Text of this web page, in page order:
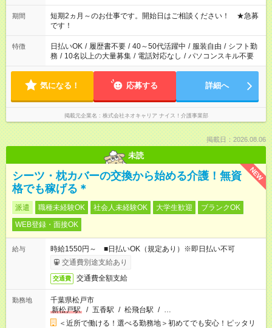
庭の都合でお休みが必要な場合も遠慮なくご相談ください。 ※
週最低15時間以上の勤務が必要です
期間
短期2ヵ月～のお仕事です。開始日はご相談ください！ ★急募
です！
特徴 日払いOK / 履歴書不要 / 40～50代活躍中 / 服装自由 / シフト勤
務 / 10名以上の大量募集 / 電話対応なし / パソコンスキル不要
気になる！ 応募する 詳細へ
掲載元企業名 株式会社ネオキャリア ナイス！介護事業部
掲載日：2026.08.06
未読
NEW
シーツ・枕カバーの交換から始める介護！無資
格でも稼げる＊
派遣 職種未経験OK 社会人未経験OK 大学生歓迎
ブランクOK
WEB登録・面接OK
給与
時給1550円～ ■日払いOK（規定あり）※即日払い不可
交通費別途支給あり
交通費 交通費全額支給
勤務地
千葉県松戸市
新松戸駅
/ 五香駅 / 松飛台駅 / …
＜近所で働ける！選べる勤務地＞初めてでも安心！ピッタリ